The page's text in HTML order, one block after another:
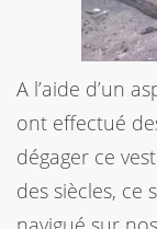
A l’aide d’un
ont effectué
dégager ce
des siècles,